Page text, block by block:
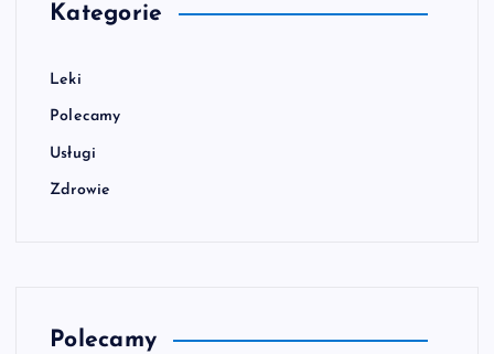
Kategorie
Leki
Polecamy
Usługi
Zdrowie
Polecamy